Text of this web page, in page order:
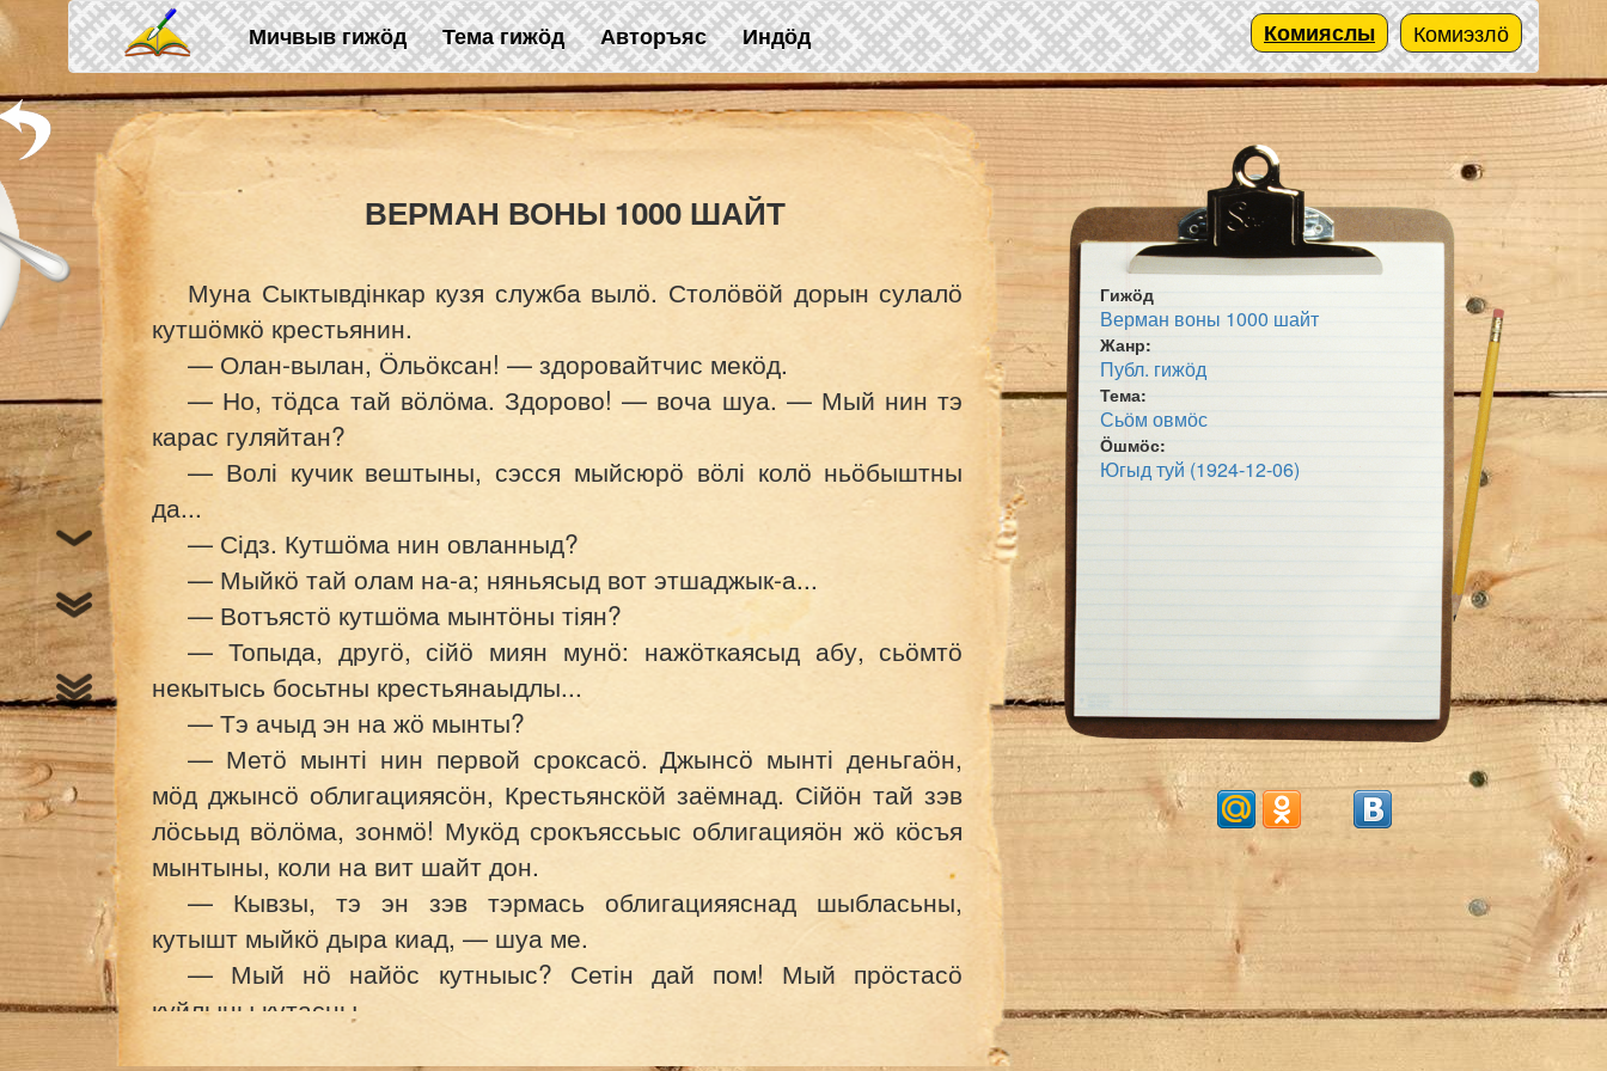
Skip to main content
Мичвыв гижӧд Тема гижӧд Авторъяс Индӧд Комиэзлӧ
Комияслы
ВЕРМАН ВОНЫ 1000 ШАЙТ
Муна Сыктывдінкар кузя служба вылӧ. Столӧвӧй дорын сулалӧ
кутшӧмкӧ крестьянин.
— Олан-вылан, Ӧльӧксан! — здоровайтчис мекӧд.
— Но, тӧдса тай вӧлӧма. Здорово! — воча шуа. — Мый нин тэ
карас гуляйтан?
— Волі кучик вештыны, сэсся мыйсюрӧ вӧлі колӧ ньӧбыштны
да...
— Сідз. Кутшӧма нин овланныд?
— Мыйкӧ тай олам на-а; няньясыд вот этшаджык-а...
— Вотъястӧ кутшӧма мынтӧны тіян?
— Топыда, другӧ, сійӧ миян мунӧ: нажӧткаясыд абу, сьӧмтӧ
некытысь босьтны крестьянаыдлы...
— Тэ ачыд эн на жӧ мынты?
— Метӧ мынті нин первой сроксасӧ. Джынсӧ мынті деньгаӧн,
мӧд джынсӧ облигацияясӧн, Крестьянскӧй заёмнад. Сійӧн тай зэв
лӧсьыд вӧлӧма, зонмӧ! Мукӧд срокъяссьыс облигацияӧн жӧ кӧсъя
мынтыны, коли на вит шайт дон.
— Кывзы, тэ эн зэв тэрмась облигацияяснад шыбласьны,
кутышт мыйкӧ дыра киад, — шуа ме.
— Мый нӧ найӧс кутныыс? Сетін дай пом! Мый прӧстасӧ
куйлыны кутасны...
Гижӧд
Верман воны 1000 шайт
Жанр:
Публ. гижӧд
Тема:
Сьӧм овмӧс
Ӧшмӧс:
Югыд туй (1924-12-06)